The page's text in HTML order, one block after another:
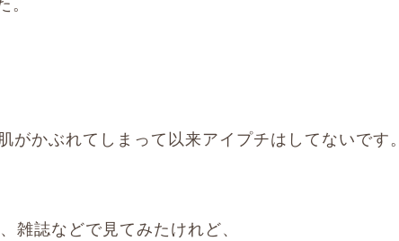
。
がかぶれてしまって以来アイプチはしてないです。
雑誌などで見てみたけれど、